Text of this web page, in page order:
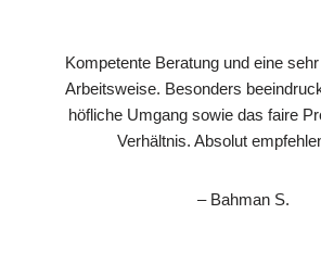
Kompetente Beratung und eine
Arbeitsweise. Besonders
höfliche Umgang sowie das faire
Verhältnis. Absolut
– Bahman S.